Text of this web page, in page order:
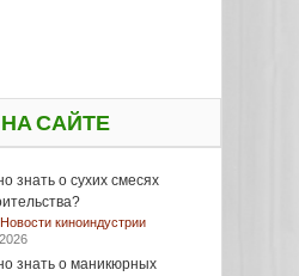
САЙТЕ
знать о сухих смесях
Новости киноиндустрии
знать о маникюрных